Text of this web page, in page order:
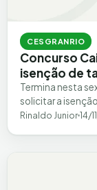
CESGRANRIO
Concurso
isenção de
Termina nesta
solicitar a
Caixa 2025. O…
Rinaldo Junior14/